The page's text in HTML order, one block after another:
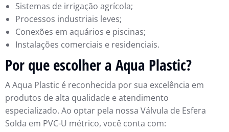
Sistemas de irrigação agrícola;
Processos industriais leves;
Conexões em aquários e piscinas;
Instalações comerciais e residenciais.
Por que escolher a Aqua Plastic?
A Aqua Plastic é reconhecida por sua excelência em
produtos de alta qualidade e atendimento
especializado. Ao optar pela nossa Válvula de Esfera
Solda em PVC-U métrico, você conta com: